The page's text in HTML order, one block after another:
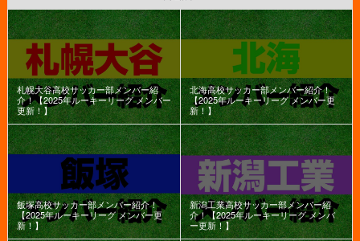
札幌大谷高校サッカー部メンバー紹
介！【2025年ルーキーリーグ メンバー
更新！】
北海高校サッカー部メンバー紹介！
【2025年ルーキーリーグ メンバー更
新！】
飯塚高校サッカー部メンバー紹介！
【2025年ルーキーリーグ メンバー更
新！】
新潟工業高校サッカー部メンバー紹
介！【2025年ルーキーリーグ メンバ
ー更新！】